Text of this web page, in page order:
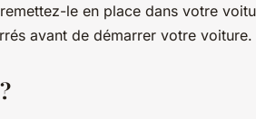
le en place dans votre
avant de démarrer votre voiture.